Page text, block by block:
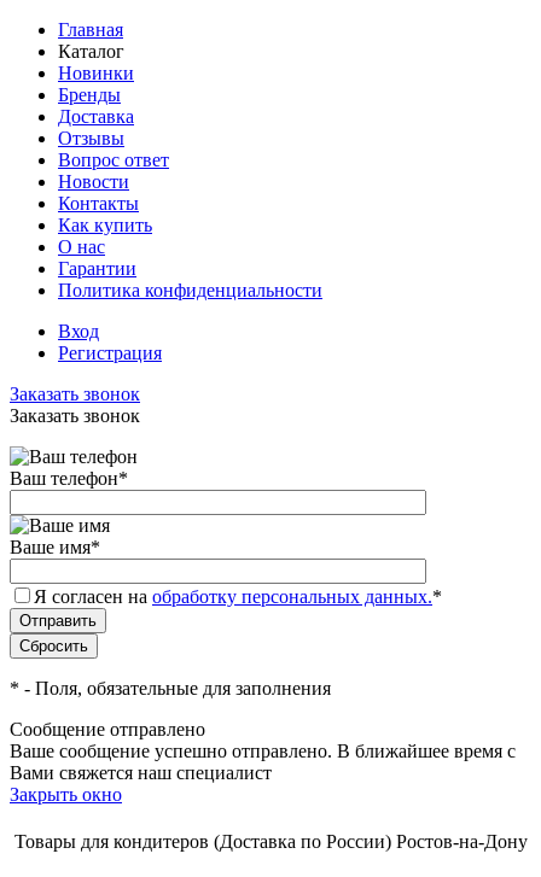
Главная
Каталог
Новинки
Бренды
Доставка
Отзывы
Вопрос ответ
Новости
Контакты
Как купить
О нас
Гарантии
Политика конфиденциальности
Вход
Регистрация
Заказать звонок
Заказать звонок
Ваш телефон*
Ваше имя*
Я согласен на обработку персональных данных.*
* - Поля, обязательные для заполнения
Сообщение отправлено
Ваше сообщение успешно отправлено. В ближайшее время с
Вами свяжется наш специалист
Закрыть окно
Товары для кондитеров (Доставка по России) Ростов-на-Дону